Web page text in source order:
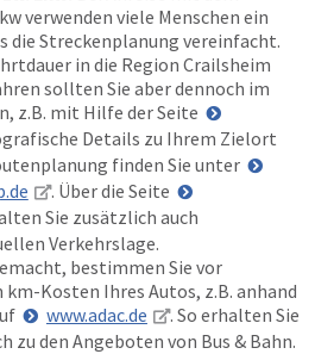
verwenden viele Menschen ein
die Streckenplanung vereinfacht.
in die Region Crailsheim
sollten Sie aber dennoch im
z.B. mit Hilfe der Seite
Details zu Ihrem Zielort
finden Sie unter
. Über die Seite
Sie zusätzlich auch
Verkehrslage.
bestimmen Sie vor
Kosten Ihres Autos, z.B. anhand
www.adac.de
. So erhalten Sie
zu den Angeboten von Bus & Bahn.